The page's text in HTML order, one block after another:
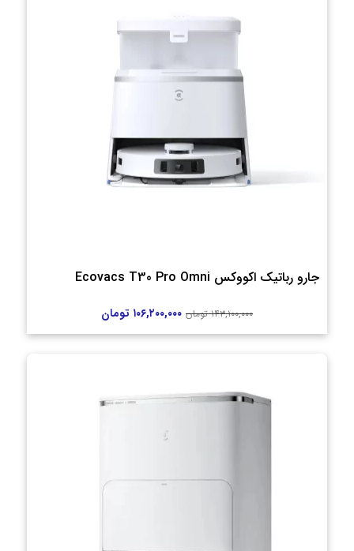
جارو رباتیک اکووکس Ecovacs T30 Pro Omni
۱۴۳,۱۰۰,۰۰۰ تومان ۱۰۶,۲۰۰,۰۰۰ تومان